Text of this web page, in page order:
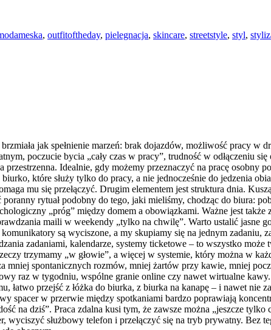
, outfitoftheday, pielegnacja, skincare, streetstyle, styl,
jak spełnienie marzeń: brak dojazdów, możliwość pracy w
poczucie bycia „cały czas w pracy”, trudność w odłączeniu
Idealnie, gdy możemy przeznaczyć na pracę
które służy tylko do pracy, a nie jednocześnie do jedzenia
mu się przełączyć. Drugim elementem jest struktura dnia.
rytuał podobny do tego, jaki mieliśmy, chodząc do biura:
„próg” między domem a obowiązkami. Ważne jest także
maili w weekendy „tylko na chwilę”. Warto ustalić jasne
są wyciszone, a my skupiamy się na jednym zadaniu,
zadaniami, kalendarze, systemy ticketowe – to wszystko może
trzymamy „w głowie”, a więcej w systemie, który można w
mniej spontanicznych rozmów, mniej żartów przy kawie, mniej
raz w tygodniu, wspólne granie online czy nawet wirtualne
łatwo przejść z łóżka do biurka, z biurka na kanapę – i nawet nie
spacer w przerwie między spotkaniami bardzo poprawiają
na dziś”. Praca zdalna kusi tym, że zawsze można „jeszcze
służbowy telefon i przełączyć się na tryb prywatny. Bez